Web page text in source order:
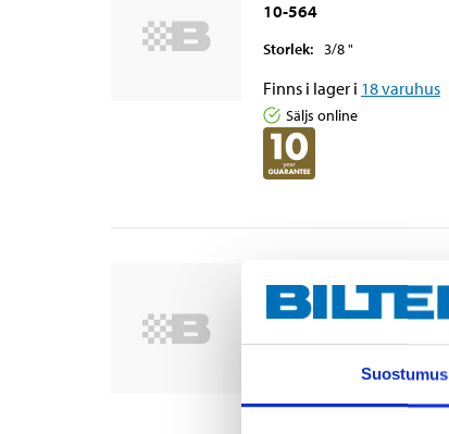
Suostumus
10-564
Storlek: 3/8"
Finns i lager i 18varuhus
Säljs online
10-565
Storlek: 7/16"
21varuhus
Säljs online